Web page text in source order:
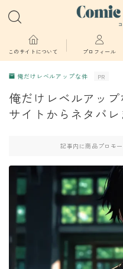
MENU
少年・青年向け
少女・女性向け
TL・BL漫画
異世界物語
漫画
葬送のフリーレン
このサイトについて プロフィール
俺だけレベルアップな件 PR
俺だけレベルアッ
サイトからネタバレ
記事内に商品プロモ